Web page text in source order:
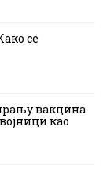
се
вакцина
као